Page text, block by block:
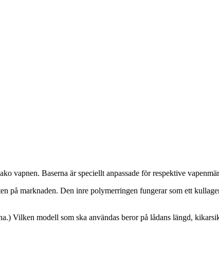
vapnen. Baserna är speciellt anpassade för respektive
på marknaden. Den inre polymerringen fungerar som ett
Vilken modell som ska användas beror på lådans längd,